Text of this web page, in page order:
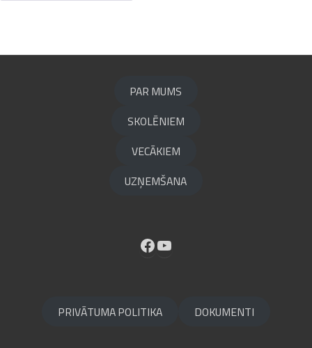
PAR MUMS
SKOLĒNIEM
VECĀKIEM
UZŅEMŠANA
Facebook
YouTube
PRIVĀTUMA POLITIKA DOKUMENTI